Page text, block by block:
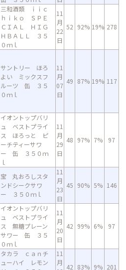
三和酒類 ｉｉｃ
ｈｉｋｏ ＳＰＥ
ＣＩＡＬ ＨＩＧ
ＨＢＡＬＬ ３５
０ｍｌ
11
月
22
日
52 92% 19% 278
サントリー ほろ
よい ミックスフ
ルーツ 缶 ３５
０ｍｌ
11
月
07
日
49 87% 19% 117
イオントップバリ
ュ ベストプライ
ス ほろっと ピ
ーチティーサワ
ー 缶 ３５０ｍ
ｌ
11
月
29
日
48 97% 7% 97
宝 丸おろしスタ
ンドシークサワ
ー ３５０ｍｌ
11
月
23
日
45 90% 5% 146
イオントップバリ
ュ ベストプライ
ス 無糖プレーン
サワー 缶 ３５
０ｍｌ
11
月
20
日
42 99% 6% 97
タカラ ｃａｎチ
ューハイ レモン
11
月
42 83% 9% 201